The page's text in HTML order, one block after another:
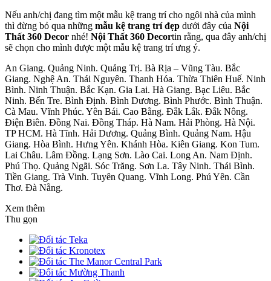
Nếu anh/chị đang tìm một mẫu kệ trang trí cho ngôi nhà của mình
thì đừng bỏ qua những mẫu kệ trang trí đẹp dưới đây của Nội
Thất 360 Decor nhé! Nội Thất 360 Decortin rằng, qua đây anh/chị
sẽ chọn cho mình được một mẫu kệ trang trí ưng ý.
An Giang. Quảng Ninh. Quảng Trị. Bà Rịa – Vũng Tàu. Bắc
Giang. Nghệ An. Thái Nguyên. Thanh Hóa. Thừa Thiên Huế. Ninh
Bình. Ninh Thuận. Bắc Kạn. Gia Lai. Hà Giang. Bạc Liêu. Bắc
Ninh. Bến Tre. Bình Định. Bình Dương. Bình Phước. Bình Thuận.
Cà Mau. Vĩnh Phúc. Yên Bái. Cao Bằng. Đắk Lắk. Đắk Nông.
Điện Biên. Đồng Nai. Đồng Tháp. Hà Nam. Hải Phòng. Hà Nội.
TP HCM. Hà Tĩnh. Hải Dương. Quảng Bình. Quảng Nam. Hậu
Giang. Hòa Bình. Hưng Yên. Khánh Hòa. Kiên Giang. Kon Tum.
Lai Châu. Lâm Đồng. Lạng Sơn. Lào Cai. Long An. Nam Định.
Phú Thọ. Quảng Ngãi. Sóc Trăng. Sơn La. Tây Ninh. Thái Bình.
Tiền Giang. Trà Vinh. Tuyên Quang. Vĩnh Long. Phú Yên. Cần
Thơ. Đà Nẵng.
Xem thêm
Thu gọn